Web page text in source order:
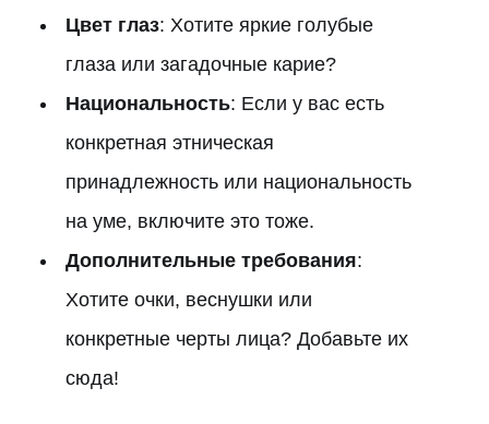
Цвет глаз: Хотите яркие голубые
глаза или загадочные карие?
Национальность: Если у вас есть
конкретная этническая
принадлежность или национальность
на уме, включите это тоже.
Дополнительные требования:
Хотите очки, веснушки или
конкретные черты лица? Добавьте их
сюда!